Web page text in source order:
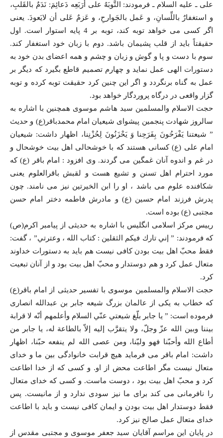
علی ـ علیه السلام ـ فرمودند: التَّوبَهُ علی أرَبَعِه دَعائِمَ: نَدَمٌ بالقَلبِ،
و استغفارٌ باللِّسانِ، و عَمل بالجَوارحِ، و عَزمٌ عَلی أن لایَعودَ. یعنی
اگر کسی می خواهد توبه کند، توبه بر 4 پایه استوار است. اول
حقیقتاً باید از قلب پشیمان باشد. دوم با زبان خود استغفار کند.
سوم با دست و پا و گوش و زبان و چشم و همه اعضای بدن خود به
دستورات الهی عمل نماید و چهارم تصمیم قاطع بگیرد که دیگر بر
عمل به گناه برنگردد و اگر این چنین کرد حقیقت توبه کرده و توبه
گزار واقعی در درگاه پروردگار خواهد بود.
حجت الاسلام والمسلمین سید هاشم موسوی همچنین با اشاره به
سالروز شهادت پنجمین پیشوای شیعیان امام محمدباقر(ع) و حدیث
” شیعتنا یَفْرَحُونَ بِفَرَحِنا وَ یَحْزَنُونَ لِحُزْنِنا، اظهار داشت: شیعیان
امام علی (ع) کسانی هستند که با خوشحالی اهل بیت خوشحال و
در غم و اندوه آنان غمگین می گردند. وی افزود : امام باقر (ع) که
مورد احترام اهل تسنن و تشیع هست و لقبش باقرالعلوم یعنی
شکافنده علوم می باشد ، او را ابن الخیرتین نیز می نامند. چون
پدرش فرزند امام حسین (ع) و مادرش فاطمه دختر امام حسن
مجتبی (ع) بوده است.
رییس مرکز اسلامی انگلیس با اشاره به حدیثی از پیامبر اکرم(ص)
که فرمودند: ” إني تارك فيكم الثقلين : كتاب الله ، وعترتي” ، گفت:
فقط محبّ اهل بیت بودن کافی نیست هم باید به دستورات خداوند
متعال عمل کرد و هم دوستدار و محبّ اهل بیت بود و از آنان تبعیت
کرد.
حجت الاسلام والمسلمين موسوی با تفسیر حدیثی از امام باقر(ع)
که خطاب به يکی از عالمان بزرگ شیعه جابر بن عبدالله انصاری
فرموده است: ” يا جابر بلّغ شيعتي عنّي السلام وأعلمهم أنّه لا قرابة
بيننا وبين الله عزّ وجلّ، ولا يتقرَّب إليه إلاّ بالطاعة له، يا جابر من
أطاع الله وأحبّنا فهو وليّنا، ومن عصى الله لم ينفعه حبّنا، اظهار
داشت: امام باقر می فرماید هیچ قرابت خانوادگی بین ما و خدای
متعال نیست مگر اطاعت محض از او. و کسی که از خدا اطاعت
کرد و محبّ اهل بیت بود ، دوست ماست. و کسی که خدای متعال
را نافرمانی می کند برای ما نیز سودی ندارد و از مانیست. پس
فقط دوستدار اهل بیت بودن و ایمان کافی نیست و باید با اطاعت
خدای متعال عمل صالح نیز کرد.
در پايان اين مراسم آقایان سید جعفر موسوی و مجتبی مقدس از